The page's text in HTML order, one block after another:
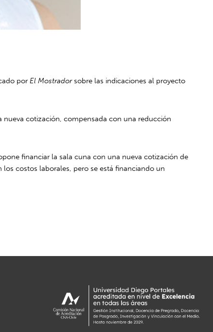
porEl Mostradorsobre las indicaciones al proyecto
cotización, compensada con una reducción
financiar la sala cuna con una nueva cotización de
costos laborales, pero se está financiando un